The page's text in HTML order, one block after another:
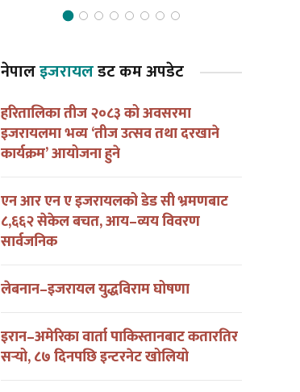
नेपालइजरायलडट कम अपडेट
हरितालिका तीज २०८३ को अवसरमा
इजरायलमा भव्य ‘तीज उत्सव तथा दरखाने
कार्यक्रम’ आयोजना हुने
एन आर एन ए इजरायलको डेड सी भ्रमणबाट
८,६६२ सेकेल बचत, आय–व्यय विवरण
सार्वजनिक
लेबनान–इजरायल युद्धविराम घोषणा
इरान–अमेरिका वार्ता पाकिस्तानबाट कतारतिर
सर्‍यो, ८७ दिनपछि इन्टरनेट खोलियो